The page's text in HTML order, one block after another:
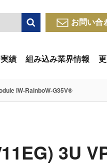
検索 お問い合
績 組み込み業界情報
iW-RainboW-G35V®
3U